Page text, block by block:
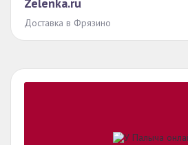
Доставка в Фрязино